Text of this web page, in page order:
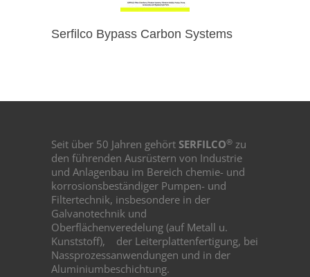
Serfilco Bypass Carbon Systems
Seit über 50 Jahren gehört SERFILCO® zu
den führenden Ausrüstern von Industrie
und Anlagenbau im Bereich chemie- und
korrosionsbeständiger Pumpen- und
Filtertechnik, insbesondere in der
Galvanotechnik und
Oberflächenveredelung (auf Metall u.
Kunststoff),
der Leiterplattenfertigung, bei
Nassprozessanwendungen und in der
Aluminiumbeschichtung.